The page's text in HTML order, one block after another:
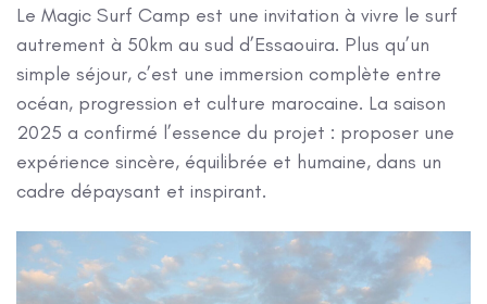
Le Magic Surf Camp est une invitation à vivre le surf
autrement à 50km au sud d’Essaouira. Plus qu’un
simple séjour, c’est une immersion complète entre
océan, progression et culture marocaine. La saison
2025 a confirmé l’essence du projet : proposer une
expérience sincère, équilibrée et humaine, dans un
cadre dépaysant et inspirant.